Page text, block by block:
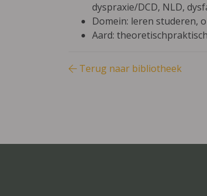
dyspraxie/DCD, NLD,
Domein: leren studeren,
Aard: theoretischpraktisch
Terug naar bibliotheek